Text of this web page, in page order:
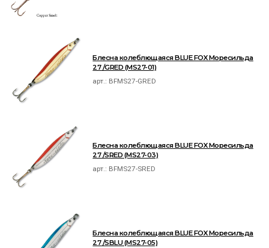
Блесна колеблющаяся BLUE FOX Моресильда
27 /GRED (MS27-01)
арт.: BFMS27-GRED
Блесна колеблющаяся BLUE FOX Моресильда
27 /SRED (MS27-03)
арт.: BFMS27-SRED
Блесна колеблющаяся BLUE FOX Моресильда
27 /SBLU (MS27-05)